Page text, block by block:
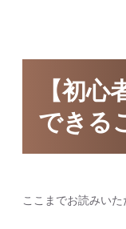
【初
できる
ここまでお読みいた